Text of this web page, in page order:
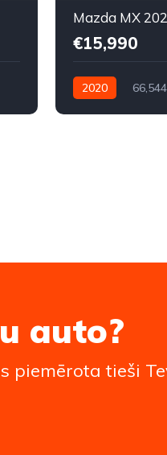
Mazda MX
€15,990
2020
auto?
piemērota tieši